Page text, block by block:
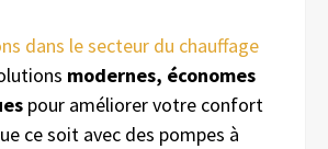
dans le secteur du chauffage
modernes, économes
pour améliorer votre confort
ce soit avec des pompes à